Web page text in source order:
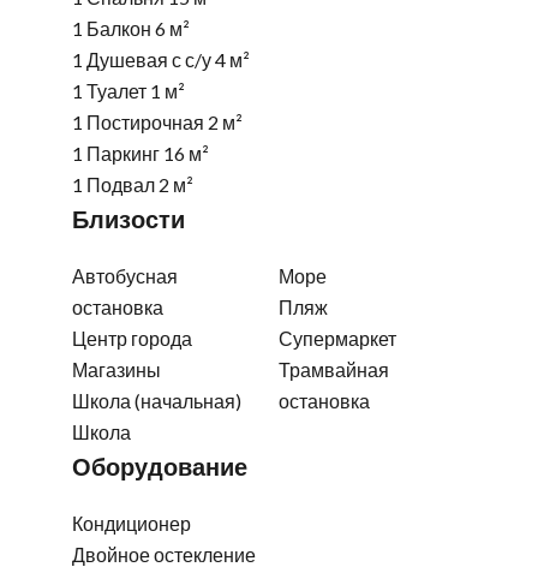
1 Балкон 6 м²
1 Душевая с с/у4 м²
1 Туалет 1 м²
1 Постирочная 2 м²
1 Паркинг 16 м²
1 Подвал 2 м²
Близости
Автобусная
остановка
Центр города
Магазины
Школа (начальная)
Школа
Море
Пляж
Супермаркет
Трамвайная
остановка
Оборудование
Кондиционер
Двойное остекление